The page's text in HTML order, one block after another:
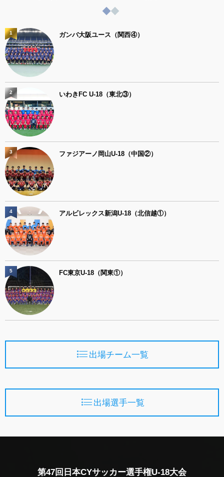
ガンバ大阪ユース（関西④）
1
いわきFC U-18（東北③）
2
ファジアーノ岡山U-18（中国②）
3
アルビレックス新潟U-18（北信越①）
4
FC東京U-18（関東①）
5
出場チーム一覧
出場選手一覧
第47回日本CYサッカー選手権U-18大会